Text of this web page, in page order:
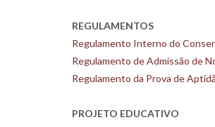
REGULAMENTOS
Regulamento Interno do
Regulamento de Admissão de
Regulamento da Prova de
PROJETO EDUCATIVO